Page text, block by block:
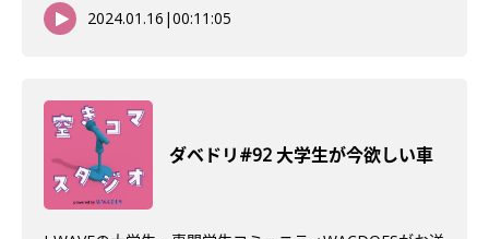
2024.01.16 |00:11:05
ダベドリ#92 大学生が今欲しい車